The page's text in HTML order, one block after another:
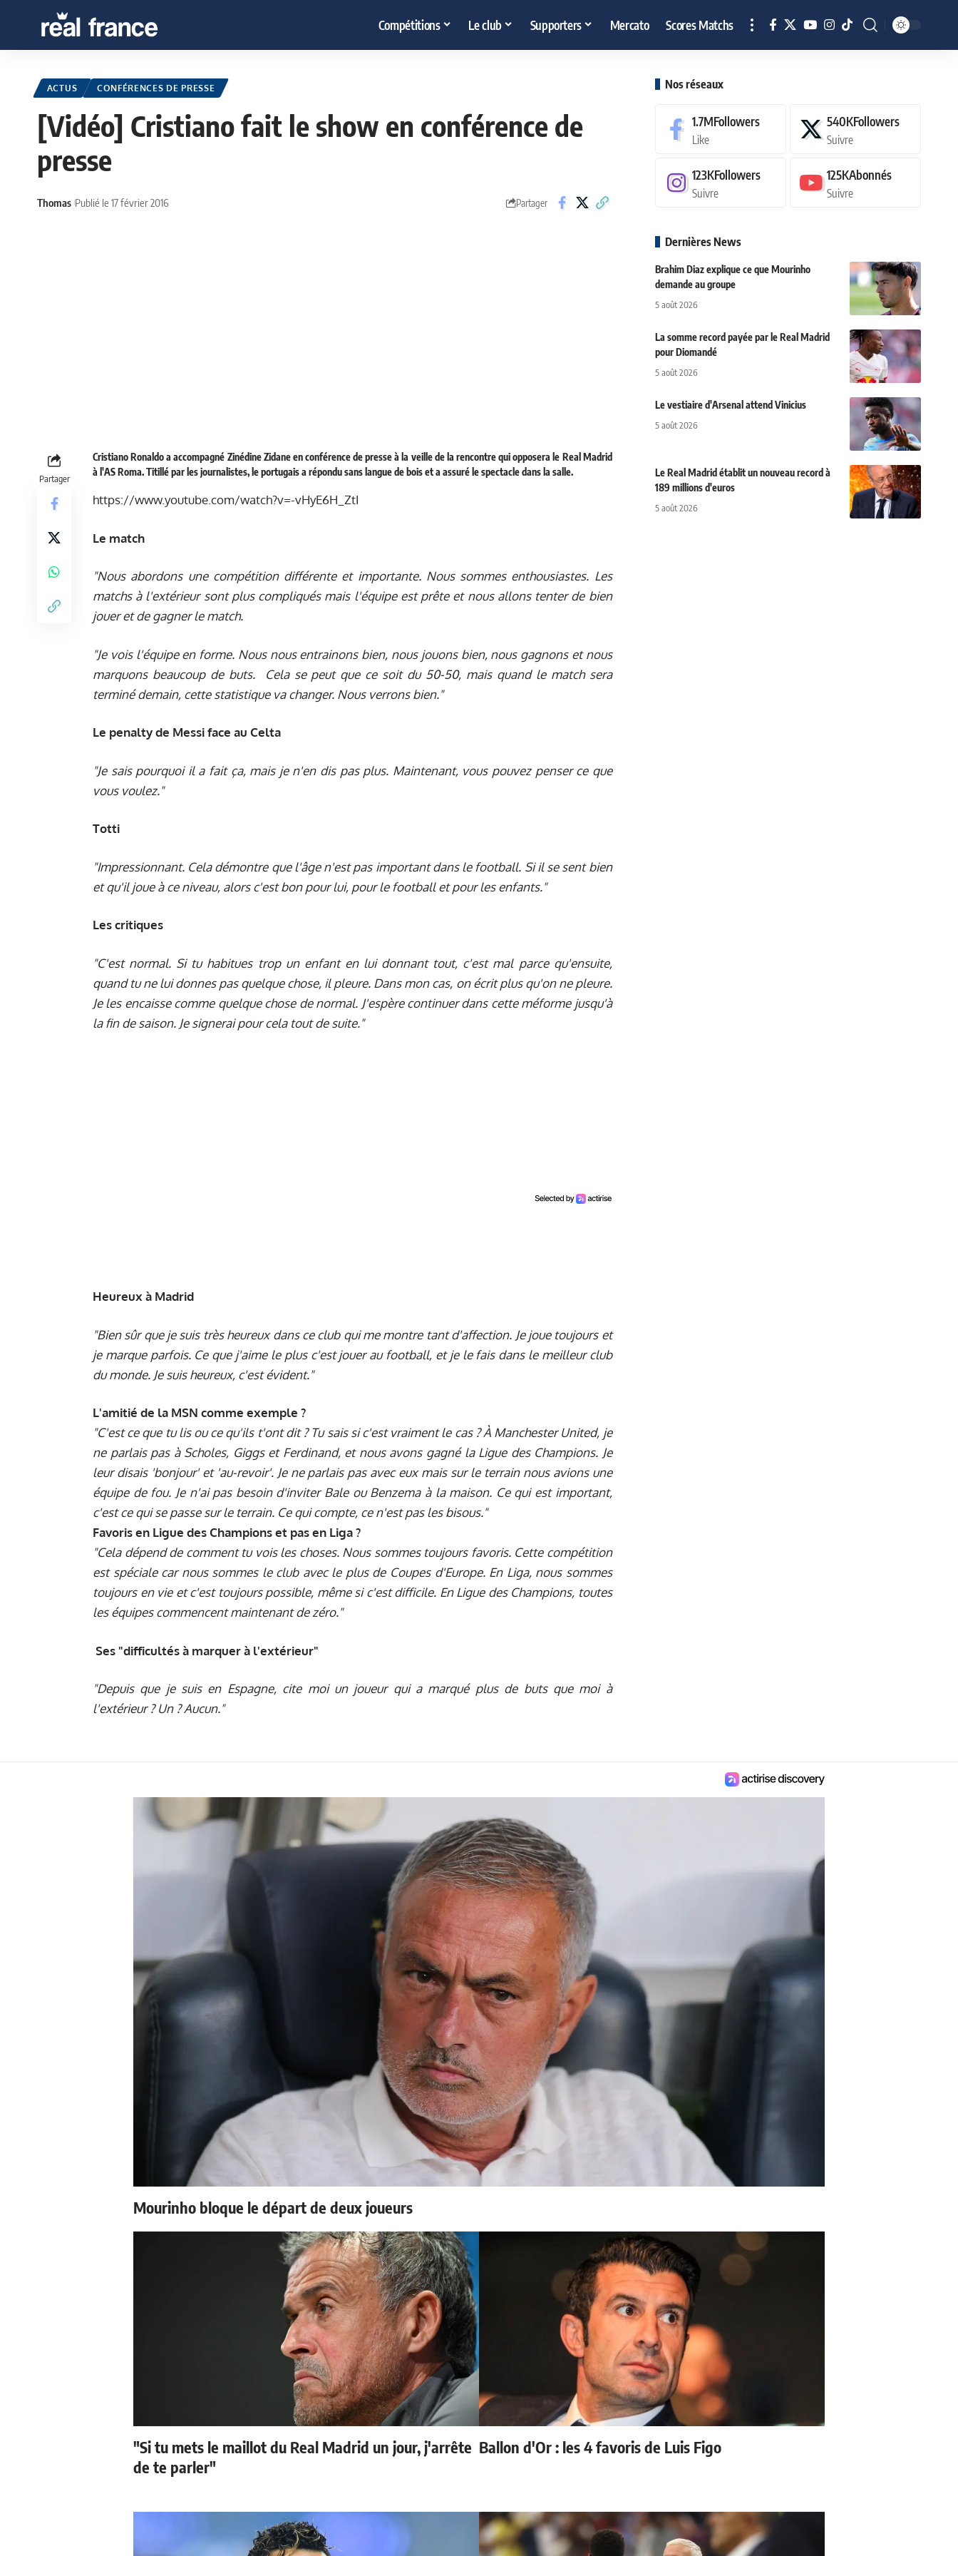
Compétitions Le club Supporters Mercato Scores Matchs
ACTUS CONFÉRENCES DE PRESSE
[Vidéo] Cristiano fait le show en conférence de
presse
Thomas Publié le 17 février 2016 Partager
Partager
Cristiano Ronaldo a accompagné Zinédine Zidane en conférence de presse à la veille de la rencontre qui opposera le Real Madrid
à l'AS Roma. Titillé par les journalistes, le portugais a répondu sans langue de bois et a assuré le spectacle dans la salle.
https://www.youtube.com/watch?v=-vHyE6H_ZtI
Le match
"Nous abordons une compétition différente et importante. Nous sommes enthousiastes. Les
matchs à l'extérieur sont plus compliqués mais l'équipe est prête et nous allons tenter de bien
jouer et de gagner le match.
"Je vois l'équipe en forme. Nous nous entrainons bien, nous jouons bien, nous gagnons et nous
marquons beaucoup de buts. Cela se peut que ce soit du 50-50, mais quand le match sera
terminé demain, cette statistique va changer. Nous verrons bien."
Le penalty de Messi face au Celta
"Je sais pourquoi il a fait ça, mais je n'en dis pas plus. Maintenant, vous pouvez penser ce que
vous voulez."
Totti
"Impressionnant. Cela démontre que l'âge n'est pas important dans le football. Si il se sent bien
et qu'il joue à ce niveau, alors c'est bon pour lui, pour le football et pour les enfants."
Les critiques
"C'est normal. Si tu habitues trop un enfant en lui donnant tout, c'est mal parce qu'ensuite,
quand tu ne lui donnes pas quelque chose, il pleure. Dans mon cas, on écrit plus qu'on ne pleure.
Je les encaisse comme quelque chose de normal. J'espère continuer dans cette méforme jusqu'à
la fin de saison. Je signerai pour cela tout de suite."
Heureux à Madrid
"Bien sûr que je suis très heureux dans ce club qui me montre tant d'affection. Je joue toujours et
je marque parfois. Ce que j'aime le plus c'est jouer au football, et je le fais dans le meilleur club
du monde. Je suis heureux, c'est évident."
L'amitié de la MSN comme exemple ?
"C'est ce que tu lis ou ce qu'ils t'ont dit ? Tu sais si c'est vraiment le cas ? À Manchester United, je
ne parlais pas à Scholes, Giggs et Ferdinand, et nous avons gagné la Ligue des Champions. Je
leur disais 'bonjour' et 'au-revoir'. Je ne parlais pas avec eux mais sur le terrain nous avions une
équipe de fou. Je n'ai pas besoin d'inviter Bale ou Benzema à la maison. Ce qui est important,
c'est ce qui se passe sur le terrain. Ce qui compte, ce n'est pas les bisous."
Favoris en Ligue des Champions et pas en Liga ?
"Cela dépend de comment tu vois les choses. Nous sommes toujours favoris. Cette compétition
est spéciale car nous sommes le club avec le plus de Coupes d'Europe. En Liga, nous sommes
toujours en vie et c'est toujours possible, même si c'est difficile. En Ligue des Champions, toutes
les équipes commencent maintenant de zéro."
Ses "difficultés à marquer à l'extérieur"
"Depuis que je suis en Espagne, cite moi un joueur qui a marqué plus de buts que moi à
l'extérieur ? Un ? Aucun."
Nos réseaux
1.7MFollowers
Like
540KFollowers
Suivre
123KFollowers
Suivre
125KAbonnés
Suivre
Dernières News
Brahim Diaz explique ce que Mourinho
demande au groupe
5 août 2026
La somme record payée par le Real Madrid
pour Diomandé
5 août 2026
Le vestiaire d'Arsenal attend Vinicius
5 août 2026
Le Real Madrid établit un nouveau record à
189 millions d'euros
5 août 2026
Mourinho bloque le départ de deux joueurs
"Si tu mets le maillot du Real Madrid un jour, j'arrête
de te parler"
Ballon d'Or : les 4 favoris de Luis Figo